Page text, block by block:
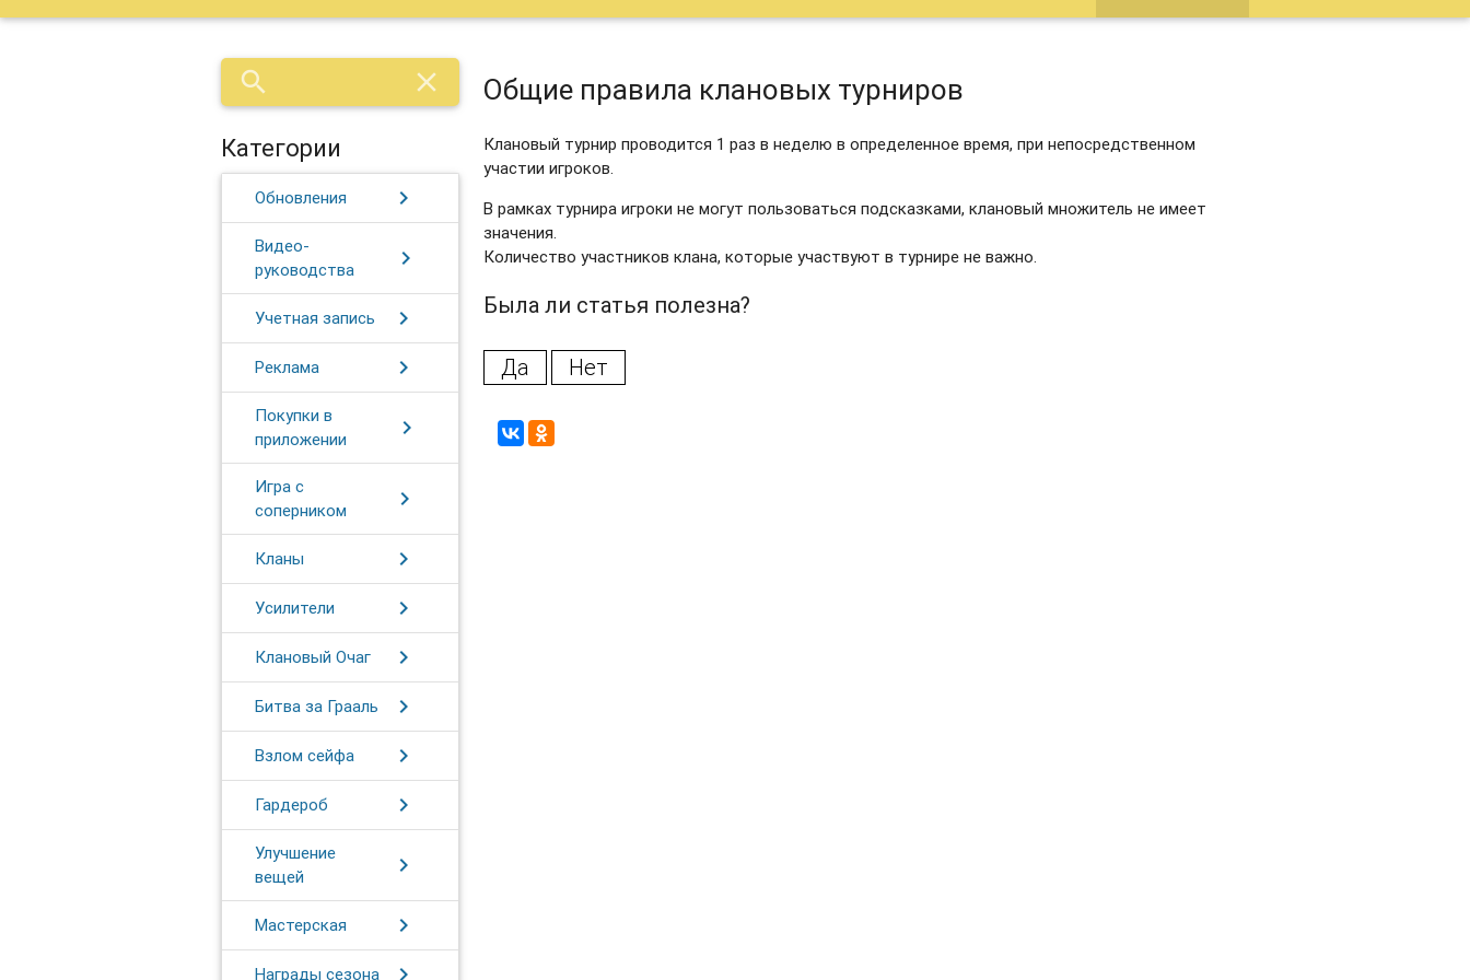
search close
Категории
Обновления chevron_right
Видео-
руководства
chevron_right
Учетная запись chevron_right
Реклама chevron_right
Покупки в
приложении
chevron_right
Игра с
соперником
chevron_right
Кланы chevron_right
Усилители chevron_right
Клановый Очаг chevron_right
Битва за Грааль chevron_right
Взлом сейфа chevron_right
Гардероб chevron_right
Улучшение
вещей
chevron_right
Мастерская chevron_right
Награды сезона chevron_right
Общие правила клановых турниров
Клановый турнир проводится 1 раз в неделю в определенное время, при непосредственном
участии игроков.
В рамках турнира игроки не могут пользоваться подсказками, клановый множитель не имеет
значения.
Количество участников клана, которые участвуют в турнире не важно.
Была ли статья полезна?
Да Нет